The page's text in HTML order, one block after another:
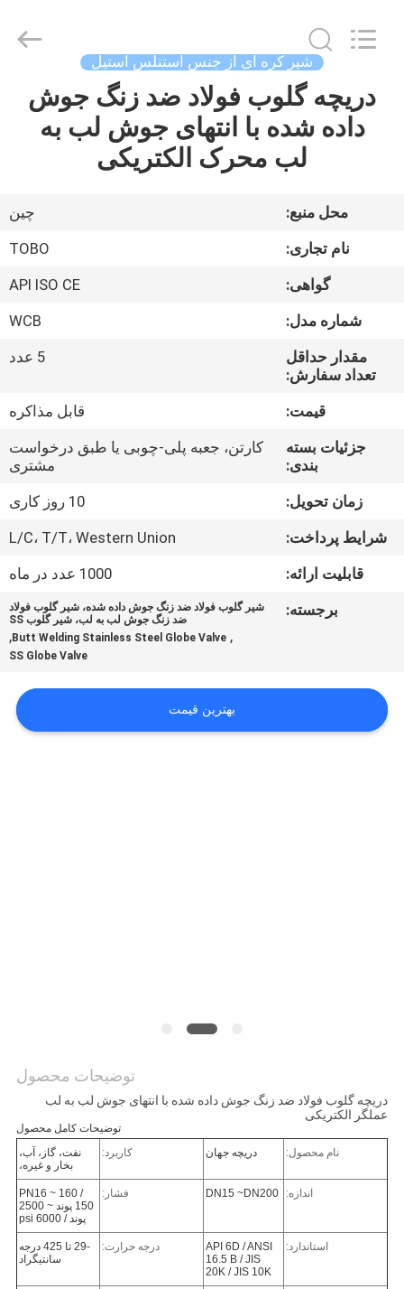
صفحه
اصلی
درباره
کارخانه
کیفیت
ما
تماس
درخواست
GROUP
Reserved.
شیر کره ای از جنس استنلس استیل
دریچه گلوب فولاد ضد زنگ جوش
داده شده با انتهای جوش لب به
لب محرک الکتریکی
محل منبع:
چین
نام تجاری:
TOBO
گواهی:
API ISO CE
شماره مدل:
WCB
مقدار حداقل
تعداد سفارش:
5 عدد
قیمت:
قابل مذاکره
جزئیات بسته
بندی:
کارتن، جعبه پلی-چوبی یا طبق درخواست
مشتری
زمان تحویل:
10 روز کاری
شرایط پرداخت:
L/C، T/T، Western Union
قابلیت ارائه:
1000 عدد در ماه
برجسته:
شیر گلوب فولاد ضد زنگ جوش داده شده، شیر گلوب فولاد
ضد زنگ جوش لب به لب، شیر گلوب SS
,
Butt Welding Stainless Steel Globe Valve
,
SS Globe Valve
بهترین قیمت
توضیحات محصول
دریچه گلوب فولاد ضد زنگ جوش داده شده با انتهای جوش لب به لب
عملگر الکتریکی
توضیحات کامل محصول
نام محصول:
دریچه جهان کاربرد:
نفت، گاز، آب،
بخار و غیره،
اندازه: DN15 ~DN200 فشار:
PN16 ~ 160 /
150 پوند ~ 2500
پوند / 6000 psi
استاندارد:
API 6D / ANSI
16.5 B / JIS
20K / JIS 10K
درجه حرارت:
-29 تا 425 درجه
سانتیگراد